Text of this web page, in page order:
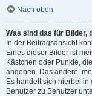
Nach oben
Was sind das für Bilder,
In der Beitragsansicht
Eines dieser Bilder ist
Kästchen oder Punkte,
angeben. Das andere,
Es handelt sich hierbei
Benutzer zu Benutzer